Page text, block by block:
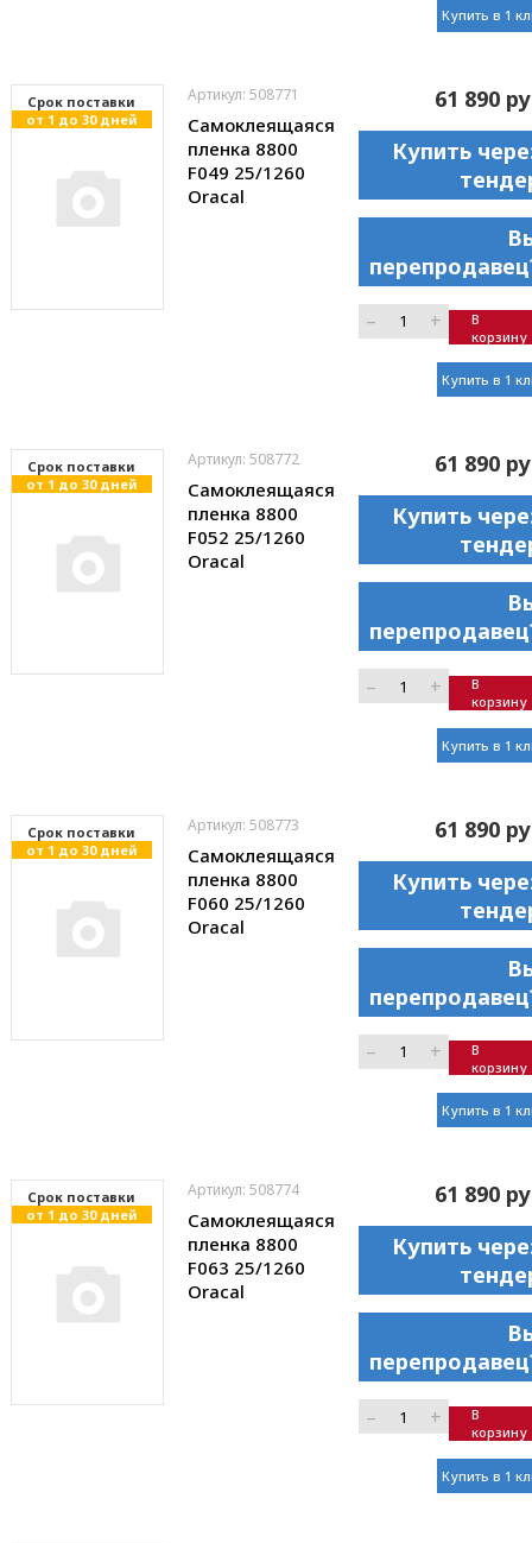
Купить в 1
Cрок поставки
от 1 до 30 дней
Артикул: 508771
Самоклеящаяся
пленка 8800
F049 25/1260
Oracal
61 890
Купить
– +
В
корзину
Купить в 1
Cрок поставки
от 1 до 30 дней
Артикул: 508772
Самоклеящаяся
пленка 8800
F052 25/1260
Oracal
61 890
Купить
– +
В
корзину
Купить в 1
Cрок поставки
от 1 до 30 дней
Артикул: 508773
Самоклеящаяся
пленка 8800
F060 25/1260
Oracal
61 890
Купить
– +
В
корзину
Купить в 1
Cрок поставки
от 1 до 30 дней
Артикул: 508774
Самоклеящаяся
пленка 8800
F063 25/1260
Oracal
61 890
Купить
– +
В
корзину
Купить в 1